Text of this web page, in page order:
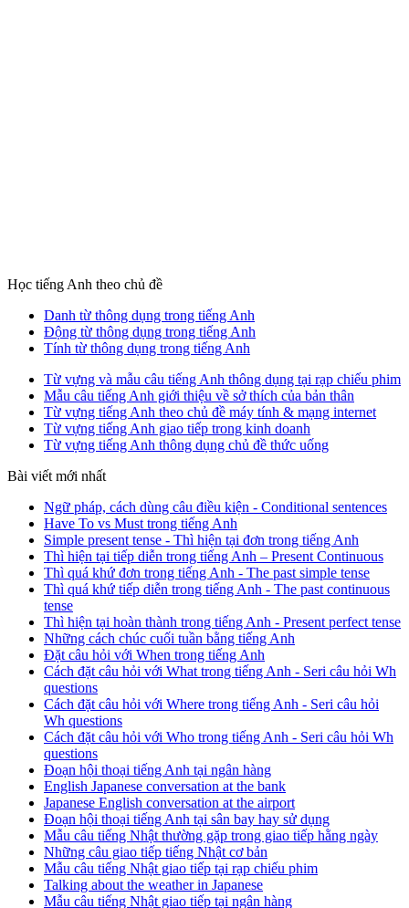
Học tiếng Anh theo chủ đề
Danh từ thông dụng trong tiếng Anh
Động từ thông dụng trong tiếng Anh
Tính từ thông dụng trong tiếng Anh
Từ vựng và mẫu câu tiếng Anh thông dụng tại rạp chiếu phim
Mẫu câu tiếng Anh giới thiệu về sở thích của bản thân
Từ vựng tiếng Anh theo chủ đề máy tính & mạng internet
Từ vựng tiếng Anh giao tiếp trong kinh doanh
Từ vựng tiếng Anh thông dụng chủ đề thức uống
Bài viết mới nhất
Ngữ pháp, cách dùng câu điều kiện - Conditional sentences
Have To vs Must trong tiếng Anh
Simple present tense - Thì hiện tại đơn trong tiếng Anh
Thì hiện tại tiếp diễn trong tiếng Anh – Present Continuous
Thì quá khứ đơn trong tiếng Anh - The past simple tense
Thì quá khứ tiếp diễn trong tiếng Anh - The past continuous
tense
Thì hiện tại hoàn thành trong tiếng Anh - Present perfect tense
Những cách chúc cuối tuần bằng tiếng Anh
Đặt câu hỏi với When trong tiếng Anh
Cách đặt câu hỏi với What trong tiếng Anh - Seri câu hỏi Wh
questions
Cách đặt câu hỏi với Where trong tiếng Anh - Seri câu hỏi
Wh questions
Cách đặt câu hỏi với Who trong tiếng Anh - Seri câu hỏi Wh
questions
Đoạn hội thoại tiếng Anh tại ngân hàng
English Japanese conversation at the bank
Japanese English conversation at the airport
Đoạn hội thoại tiếng Anh tại sân bay hay sử dụng
Mẫu câu tiếng Nhật thường gặp trong giao tiếp hằng ngày
Những câu giao tiếp tiếng Nhật cơ bản
Mẫu câu tiếng Nhật giao tiếp tại rạp chiếu phim
Talking about the weather in Japanese
Mẫu câu tiếng Nhật giao tiếp tại ngân hàng